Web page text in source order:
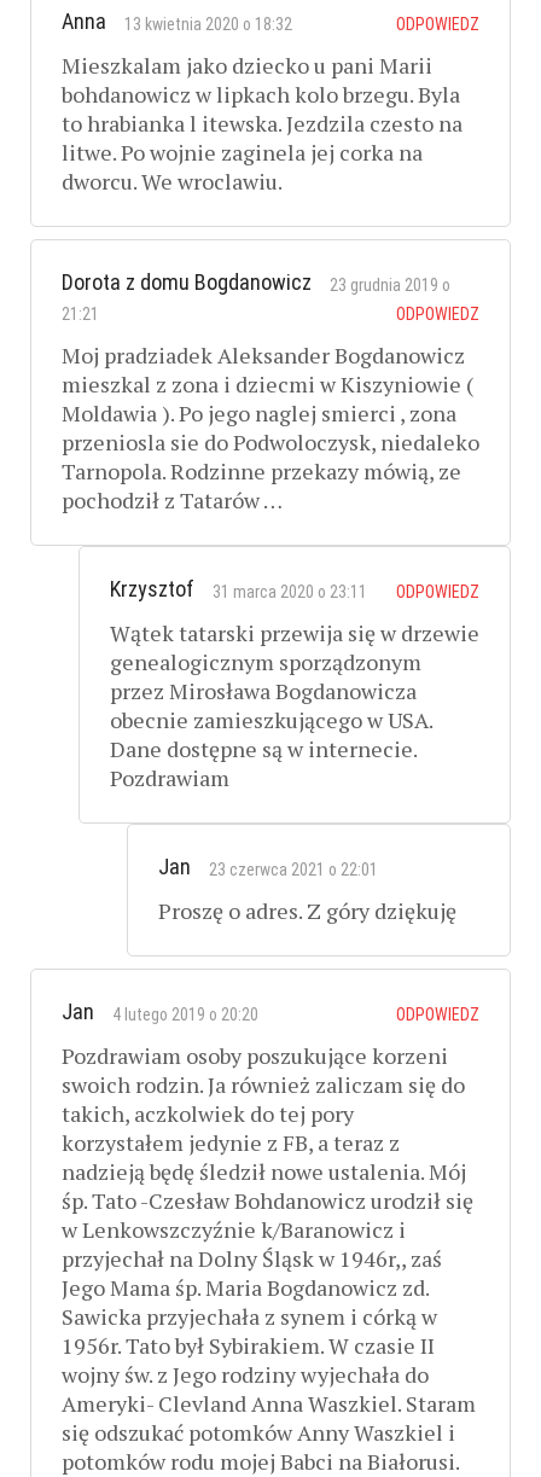
Anna 13 kwietnia 2020 o 18:32 ODPOWIEDZ
Mieszkalam jako dziecko u pani Marii
bohdanowicz w lipkach kolo brzegu. Byla
to hrabianka l itewska. Jezdzila czesto na
litwe. Po wojnie zaginela jej corka na
dworcu. We wroclawiu.
Dorota z domu Bogdanowicz
23 grudnia 2019 o
21:21
ODPOWIEDZ
Moj pradziadek Aleksander Bogdanowicz
mieszkal z zona i dziecmi w Kiszyniowie (
Moldawia ). Po jego naglej smierci , zona
przeniosla sie do Podwoloczysk, niedaleko
Tarnopola. Rodzinne przekazy mówią, ze
pochodził z Tatarów …
Krzysztof 31 marca 2020 o 23:11 ODPOWIEDZ
Wątek tatarski przewija się w drzewie
genealogicznym sporządzonym
przez Mirosława Bogdanowicza
obecnie zamieszkującego w USA.
Dane dostępne są w internecie.
Pozdrawiam
Jan 23 czerwca 2021 o 22:01
Proszę o adres. Z góry dziękuję
Jan 4 lutego 2019 o 20:20 ODPOWIEDZ
Pozdrawiam osoby poszukujące korzeni
swoich rodzin. Ja również zaliczam się do
takich, aczkolwiek do tej pory
korzystałem jedynie z FB, a teraz z
nadzieją będę śledził nowe ustalenia. Mój
śp. Tato -Czesław Bohdanowicz urodził się
w Lenkowszczyźnie k/Baranowicz i
przyjechał na Dolny Śląsk w 1946r,, zaś
Jego Mama śp. Maria Bogdanowicz zd.
Sawicka przyjechała z synem i córką w
1956r. Tato był Sybirakiem. W czasie II
wojny św. z Jego rodziny wyjechała do
Ameryki- Clevland Anna Waszkiel. Staram
się odszukać potomków Anny Waszkiel i
potomków rodu mojej Babci na Białorusi.